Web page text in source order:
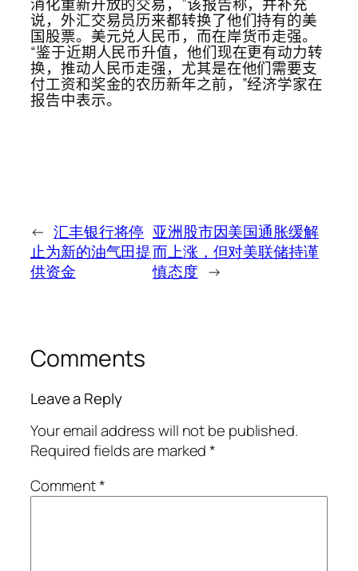
消化重新开放的交易，”该报告称，并补充
说，外汇交易员历来都转换了他们持有的美
国股票。美元兑人民币，而在岸货币走强。
“鉴于近期人民币升值，他们现在更有动力转
换，推动人民币走强，尤其是在他们需要支
付工资和奖金的农历新年之前，”经济学家在
报告中表示。
← 汇丰银行将停
止为新的油气田提
供资金
亚洲股市因美国通胀缓解
而上涨，但对美联储持谨
慎态度 →
Comments
Leave a Reply
Your email address will not be published.
Required fields are marked*
Comment*